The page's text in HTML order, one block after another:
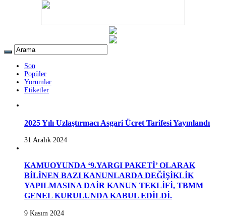
Son
Popüler
Yorumlar
Etiketler
2025 Yılı Uzlaştırmacı Asgari Ücret Tarifesi Yayınlandı
31 Aralık 2024
KAMUOYUNDA ‘9.YARGI PAKETİ’ OLARAK
BİLİNEN BAZI KANUNLARDA DEĞİŞİKLİK
YAPILMASINA DAİR KANUN TEKLİFİ, TBMM
GENEL KURULUNDA KABUL EDİLDİ.
9 Kasım 2024